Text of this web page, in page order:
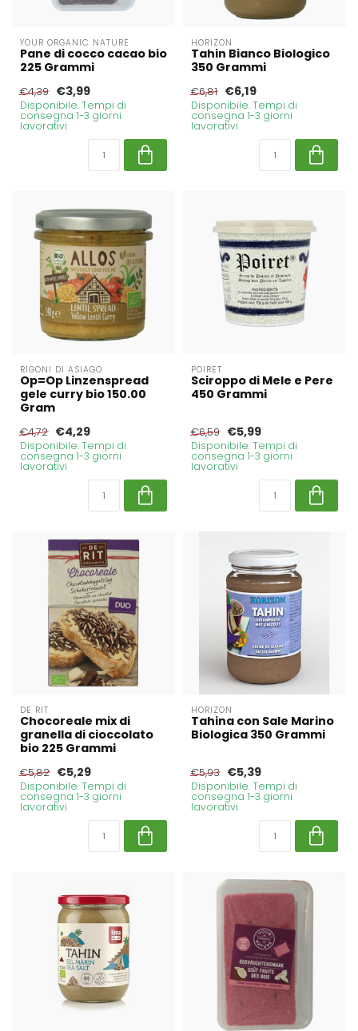
YOUR ORGANIC NATURE
Pane di cocco cacao bio
225 Grammi
€4,39 €3,99
Disponibile. Tempi di
consegna 1-3 giorni
lavorativi
HORIZON
Tahin Bianco Biologico
350 Grammi
€6,81 €6,19
Disponibile. Tempi di
consegna 1-3 giorni
lavorativi
RIGONI DI ASIAGO
Op=Op Linzenspread
gele curry bio 150.00
Gram
€4,72 €4,29
Disponibile. Tempi di
consegna 1-3 giorni
lavorativi
POIRET
Sciroppo di Mele e Pere
450 Grammi
€6,59 €5,99
Disponibile. Tempi di
consegna 1-3 giorni
lavorativi
DE RIT
Chocoreale mix di
granella di cioccolato
bio 225 Grammi
€5,82 €5,29
Disponibile. Tempi di
consegna 1-3 giorni
lavorativi
HORIZON
Tahina con Sale Marino
Biologica 350 Grammi
€5,93 €5,39
Disponibile. Tempi di
consegna 1-3 giorni
lavorativi